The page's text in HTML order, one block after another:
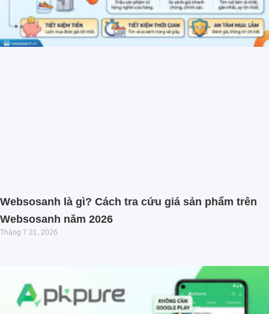
Websosanh là gì? Cách tra cứu giá sản phẩm trên
Websosanh năm 2026
Tháng 7 31, 2026